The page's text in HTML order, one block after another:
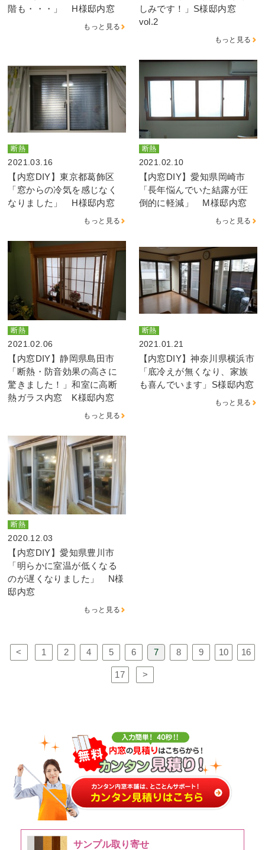
階も・・・」 H様邸内窓
もっと見る
しみです！」S様邸内窓
vol.2
もっと見る
断熱
2021.03.16
【内窓DIY】東京都葛飾区
「窓からの冷気を感じなく
なりました」 H様邸内窓
もっと見る
断熱
2021.02.10
【内窓DIY】愛知県岡崎市
「長年悩んでいた結露が圧
倒的に軽減」 M様邸内窓
もっと見る
断熱
2021.02.06
【内窓DIY】静岡県島田市
「断熱・防音効果の高さに
驚きました！」和室に高断
熱ガラス内窓 K様邸内窓
もっと見る
断熱
2021.01.21
【内窓DIY】神奈川県横浜市
「底冷えが無くなり、家族
も喜んでいます」S様邸内窓
もっと見る
断熱
2020.12.03
【内窓DIY】愛知県豊川市
「明らかに室温が低くなる
のが遅くなりました」 N様
邸内窓
もっと見る
< 1 2 4 5 6 7 8 9 10 16
17 >
サンプル取り寄せ